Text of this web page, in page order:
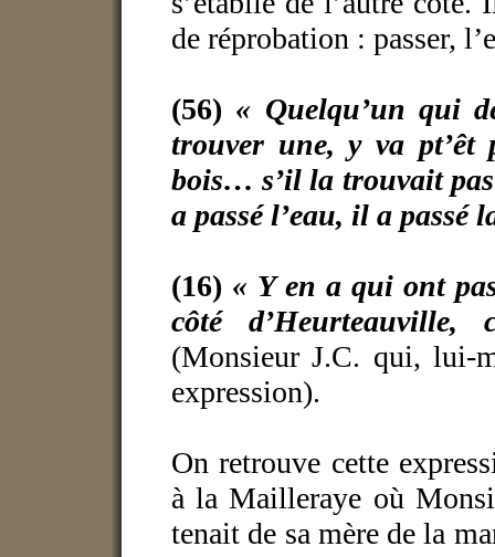
de réprobation : passer,
(56) « Quelqu’un qui
trouver une, y va pt’êt
bois… s’il la trouvait
a passé l’eau, il a
(16) « Y en a qui ont
côté
(Monsieur J.C. qui, lui-
expression).
On retrouve cette
à la Mailleraye où
tenait de sa mère de la